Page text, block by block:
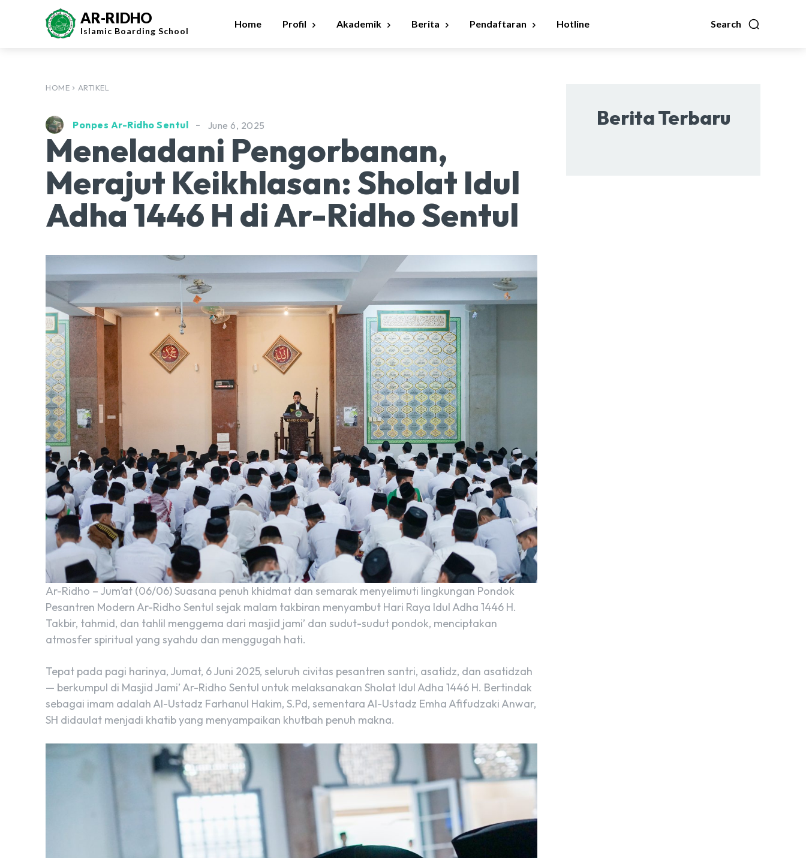
AR-RIDHO
Islamic Boarding School
Search
Home Profil Akademik Berita Pendaftaran Hotline
HOME ARTIKEL
Ponpes Ar-Ridho Sentul June 6, 2025
Meneladani Pengorbanan,
Merajut Keikhlasan: Sholat Idul
Adha 1446 H di Ar-Ridho Sentul
Ar-Ridho – Jum’at (06/06) Suasana penuh khidmat dan semarak menyelimuti lingkungan Pondok
Pesantren Modern Ar-Ridho Sentul sejak malam takbiran menyambut Hari Raya Idul Adha 1446 H.
Takbir, tahmid, dan tahlil menggema dari masjid jami’ dan sudut-sudut pondok, menciptakan
atmosfer spiritual yang syahdu dan menggugah hati.
Tepat pada pagi harinya, Jumat, 6 Juni 2025, seluruh civitas pesantren santri, asatidz, dan asatidzah
— berkumpul di Masjid Jami’ Ar-Ridho Sentul untuk melaksanakan Sholat Idul Adha 1446 H. Bertindak
sebagai imam adalah Al-Ustadz Farhanul Hakim, S.Pd, sementara Al-Ustadz Emha Afifudzaki Anwar,
SH didaulat menjadi khatib yang menyampaikan khutbah penuh makna.
Berita Terbaru